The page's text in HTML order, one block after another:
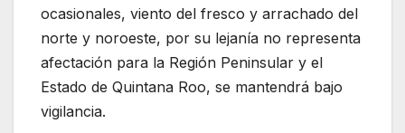
ocasionales, viento del fresco y arrachado del
norte y noroeste, por su lejanía no representa
afectación para la Región Peninsular y el
Estado de Quintana Roo, se mantendrá bajo
vigilancia.